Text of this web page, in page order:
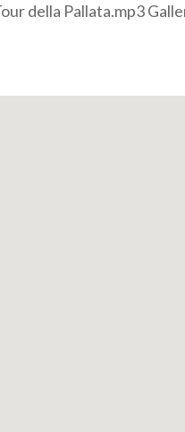
della Pallata.mp3